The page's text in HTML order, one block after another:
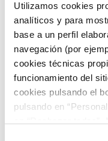
Utilizamos cookies
analíticos y para
base a un perfil
navegación (por
cookies técnicas
funcionamiento del
cookies pulsando el
pulsando en
Módulo de cambio
y filtro.
Dirección
Ficha técnica